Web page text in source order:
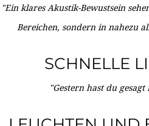
"Ein klares Akustik-Bewustsein
Bereichen, sondern in nahezu
SCHNELLE
"Gestern hast du